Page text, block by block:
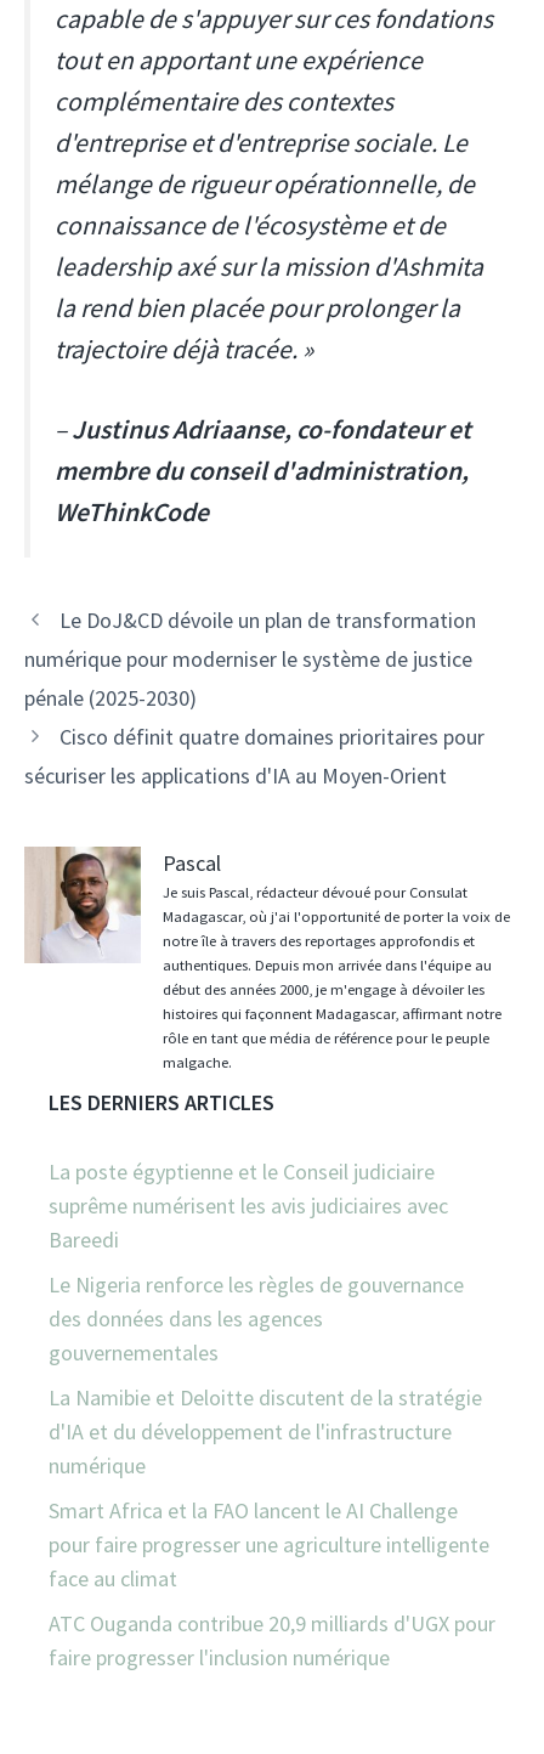
capable de s'appuyer sur ces fondations
tout en apportant une expérience
complémentaire des contextes
d'entreprise et d'entreprise sociale. Le
mélange de rigueur opérationnelle, de
connaissance de l'écosystème et de
leadership axé sur la mission d'Ashmita
la rend bien placée pour prolonger la
trajectoire déjà tracée. »
–Justinus Adriaanse, co-fondateur et
membre du conseil d'administration,
WeThinkCode
Navigation
des
articles
Le DoJ&CD dévoile un plan de transformation
numérique pour moderniser le système de justice
pénale (2025-2030)
Cisco définit quatre domaines prioritaires pour
sécuriser les applications d'IA au Moyen-Orient
Pascal
Je suis Pascal, rédacteur dévoué pour Consulat
Madagascar, où j'ai l'opportunité de porter la voix de
notre île à travers des reportages approfondis et
authentiques. Depuis mon arrivée dans l'équipe au
début des années 2000, je m'engage à dévoiler les
histoires qui façonnent Madagascar, affirmant notre
rôle en tant que média de référence pour le peuple
malgache.
LES DERNIERS ARTICLES
La poste égyptienne et le Conseil judiciaire
suprême numérisent les avis judiciaires avec
Bareedi
Le Nigeria renforce les règles de gouvernance
des données dans les agences
gouvernementales
La Namibie et Deloitte discutent de la stratégie
d'IA et du développement de l'infrastructure
numérique
Smart Africa et la FAO lancent le AI Challenge
pour faire progresser une agriculture intelligente
face au climat
ATC Ouganda contribue 20,9 milliards d'UGX pour
faire progresser l'inclusion numérique